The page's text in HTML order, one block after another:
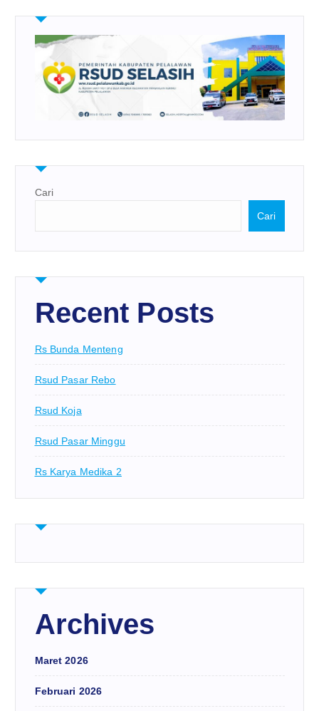
Cari
Cari
Recent Posts
Rs Bunda Menteng
Rsud Pasar Rebo
Rsud Koja
Rsud Pasar Minggu
Rs Karya Medika 2
Archives
Maret 2026
Februari 2026